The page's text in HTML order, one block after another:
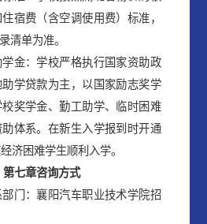
宿费（含空调使用费）标准，
清单为准。
学金：学校严格执行国家资助政
学贷款为主，以国家励志奖学
奖学金、勤工助学、临时困难
体系。在新生入学报到时开通
济困难学生顺利入学。
第七章咨询方式
部门：襄阳汽车职业技术学院招